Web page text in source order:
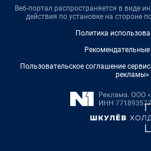
Веб-портал распространяется в виде
действия по установке на стороне
Политика
Пользовательское соглашение
рекламы»